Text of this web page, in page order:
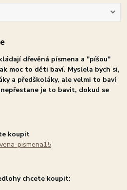
dřevěná písmena a "píšou"
moc to děti baví. Myslela bych si,
a předškoláky, ale velmi to baví
je to bavit, dokud se
koupit
pismena15
chcete koupit: